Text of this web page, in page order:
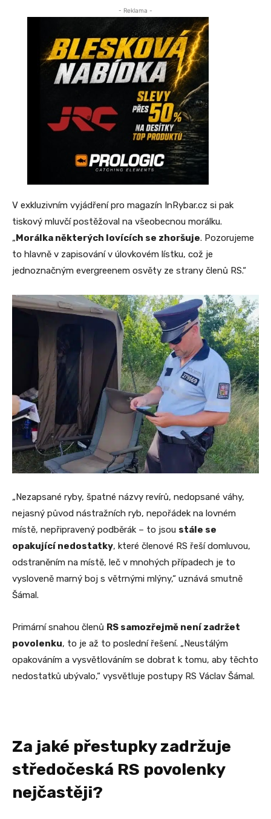
- Reklama -
V exkluzivním vyjádření pro magazín InRybar.cz si pak
tiskový mluvčí postěžoval na všeobecnou morálku.
„Morálka některých lovících se zhoršuje. Pozorujeme
to hlavně v zapisování v úlovkovém lístku, což je
jednoznačným evergreenem osvěty ze strany členů RS.“
„Nezapsané ryby, špatné názvy revírů, nedopsané váhy,
nejasný původ nástražních ryb, nepořádek na lovném
místě, nepřipravený podběrák – to jsou stále se
opakující nedostatky, které členové RS řeší domluvou,
odstraněním na místě, leč v mnohých případech je to
vysloveně marný boj s větrnými mlýny,“ uznává smutně
Šámal.
Primární snahou členů RS samozřejmě není zadržet
povolenku, to je až to poslední řešení. „Neustálým
opakováním a vysvětlováním se dobrat k tomu, aby těchto
nedostatků ubývalo,“ vysvětluje postupy RS Václav Šámal.
Za jaké přestupky zadržuje
středočeská RS povolenky
nejčastěji?